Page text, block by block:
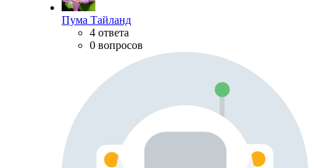
Пума Тайланд
4 ответа
0 вопросов